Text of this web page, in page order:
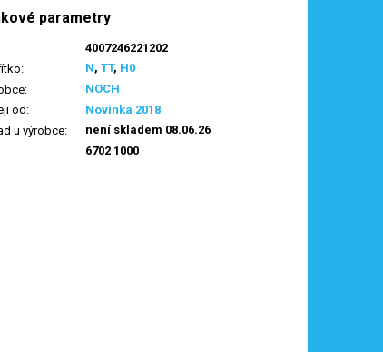
parametry
4007246221202
: N,TT, H0
:
NOCH
od : Novinka 2018
u výrobce:
není skladem 08.06.26
6702 1000